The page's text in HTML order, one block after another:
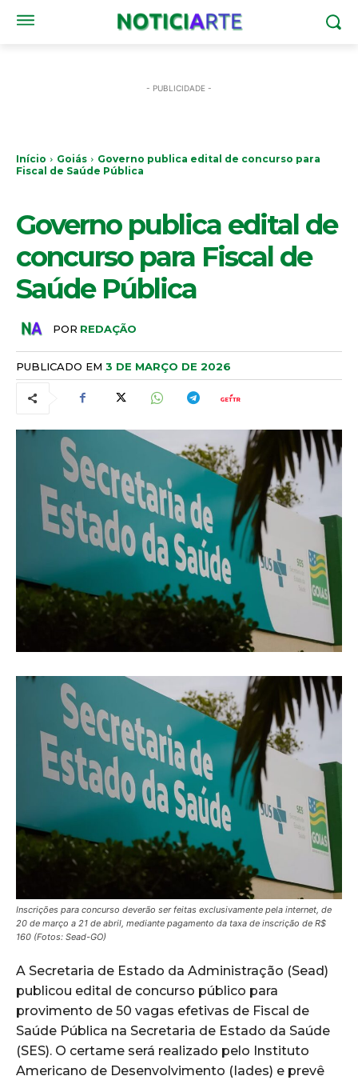
- PUBLICIDADE -
Início Goiás
Governo publica edital de concurso para
Fiscal de Saúde Pública
Governo publica edital de
concurso para Fiscal de
Saúde Pública
POR REDAÇÃO
PUBLICADO EM 3 DE MARÇO DE 2026
Inscrições para concurso deverão ser feitas exclusivamente pela internet, de
20 de março a 21 de abril, mediante pagamento da taxa de inscrição de R$
160 (Fotos: Sead-GO)
A Secretaria de Estado da Administração (Sead)
publicou edital de concurso público para
provimento de 50 vagas efetivas de Fiscal de
Saúde Pública na Secretaria de Estado da Saúde
(SES). O certame será realizado pelo Instituto
Americano de Desenvolvimento (Iades) e prevê